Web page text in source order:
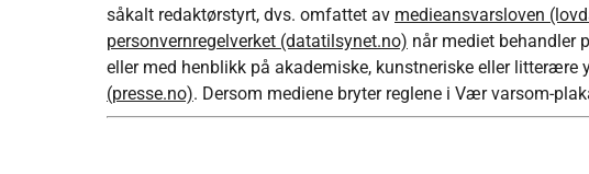
såkalt redaktørstyrt, dvs. omfattet av medieansvarsloven
personvernregelverket (datatilsynet.no) når mediet behandler
eller med henblikk på akademiske, kunstneriske eller litterære
(presse.no). Dersom mediene bryter reglene i Vær varsom-